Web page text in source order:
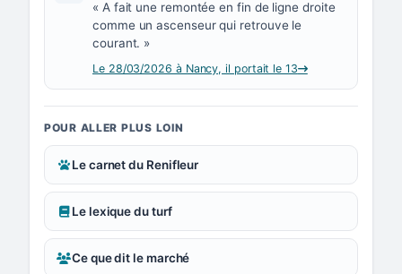
« A fait une remontée en fin de ligne droite
comme un ascenseur qui retrouve le
courant. »
Le 28/03/2026 à Nancy, il portait le 13
POUR ALLER PLUS LOIN
Le carnet du Renifleur
Le lexique du turf
Ce que dit le marché